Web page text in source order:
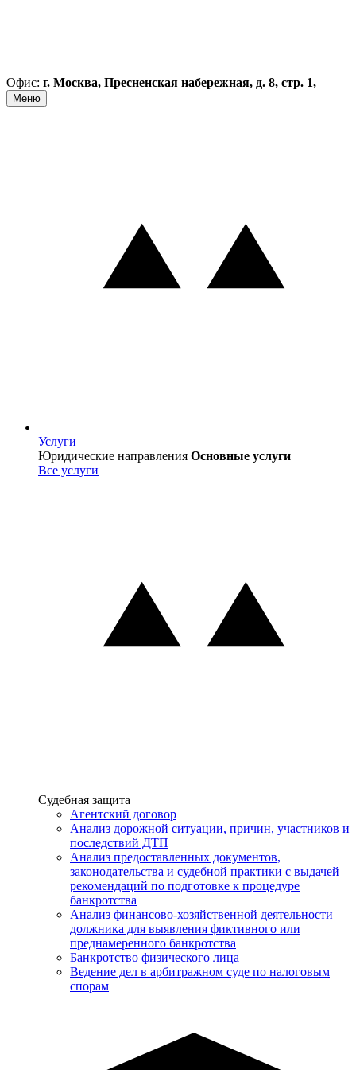
Офис: г. Москва, Пресненская набережная, д. 8, стр. 1,
Меню
Услуги
Услуги
Юридические направления Основные услуги
Все услуги
Услуги
Судебная защита
Агентский договор
Анализ дорожной ситуации, причин, участников и
последствий ДТП
Анализ предоставленных документов,
законодательства и судебной практики с выдачей
рекомендаций по подготовке к процедуре
банкротства
Анализ финансово-хозяйственной деятельности
должника для выявления фиктивного или
преднамеренного банкротства
Банкротство физического лица
Ведение дел в арбитражном суде по налоговым
спорам